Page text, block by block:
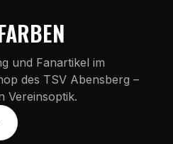
und Fanartikel im
des TSV Abensberg –
Vereinsoptik.